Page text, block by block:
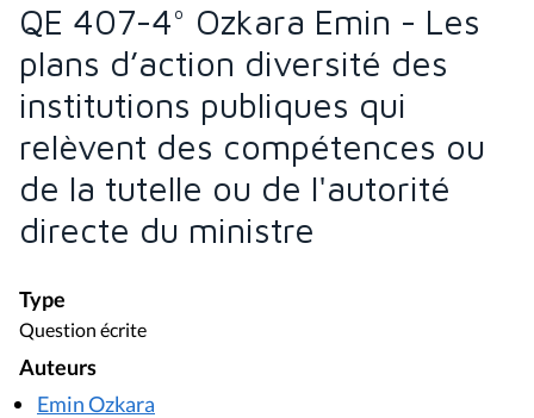
QE 407-4° Ozkara Emin - Les
plans d’action diversité des
institutions publiques qui
relèvent des compétences ou
de la tutelle ou de l'autorité
directe du ministre
Type
Question écrite
Auteurs
Emin Ozkara